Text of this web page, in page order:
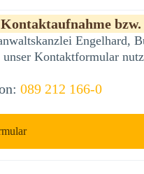
Engelhard,
unser Kontaktformular
089 212 166-0